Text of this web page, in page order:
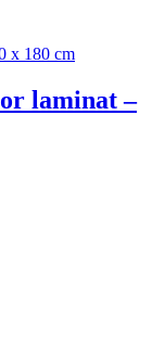
laminat –